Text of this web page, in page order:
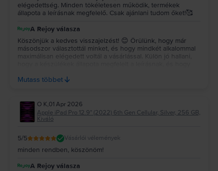
elégedettség. Minden tökéletesen működik, termékek
állapota a leírásnak megfelelő. Csak ajánlani tudom őket!🥰
A Rejoy válasza
Köszönjük a kedves visszajelzést! 😊 Örülünk, hogy már
másodszor választottál minket, és hogy mindkét alkalommal
maximálisan elégedett voltál a vásárlással. Külön jó hallani,
az ajánlást! ✨🥰💚 Várunk vissza a jövőben is! 😊
Mutass többet
O K,01 Apr 2026
Apple iPad Pro 12.9" (2022) 6th Gen Cellular, Silver, 256 GB,
Kiváló
5/5 Vásárlói vélemények
minden rendben, köszönöm!
A Rejoy válasza